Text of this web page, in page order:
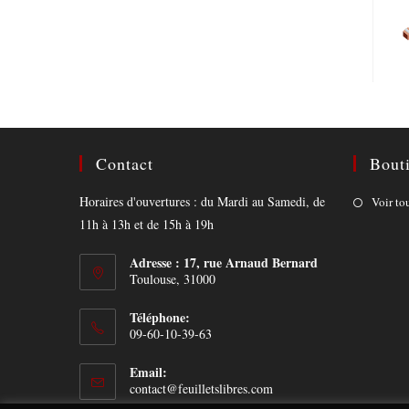
Contact
Horaires d'ouvertures : du Mardi au Samedi, de
11h à 13h et de 15h à 19h
Adresse : 17, rue Arnaud Bernard
Toulouse, 31000
Téléphone:
09-60-10-39-63
Email:
contact@feuilletslibres.com
in
Voir